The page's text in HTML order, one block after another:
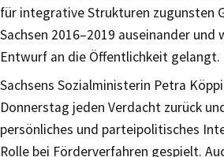
für integrative Strukturen zugunsten
Sachsen 2016–2019 auseinander und
Entwurf an die Öffentlichkeit gelangt.
Sachsens Sozialministerin Petra
Donnerstag jeden Verdacht zurück
persönliches und parteipolitisches
Rolle bei Förderverfahren gespielt.